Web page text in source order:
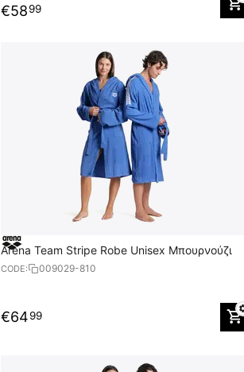
€5899
Arena Team Stripe Robe Unisex Μπουρνούζι
CODE: 009029-810
€6499